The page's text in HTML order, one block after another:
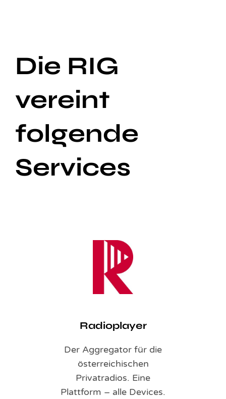
Die RIG
vereint
folgende
Services
Radioplayer
Der Aggregator für die
österreichischen
Privatradios. Eine
Plattform – alle Devices.